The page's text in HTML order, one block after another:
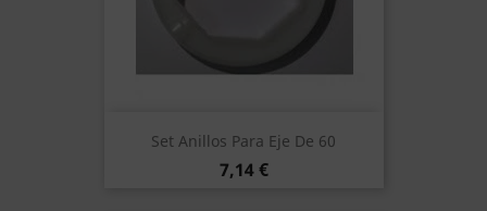
Set Anillos Para Eje De 60
Precio
7,14 €